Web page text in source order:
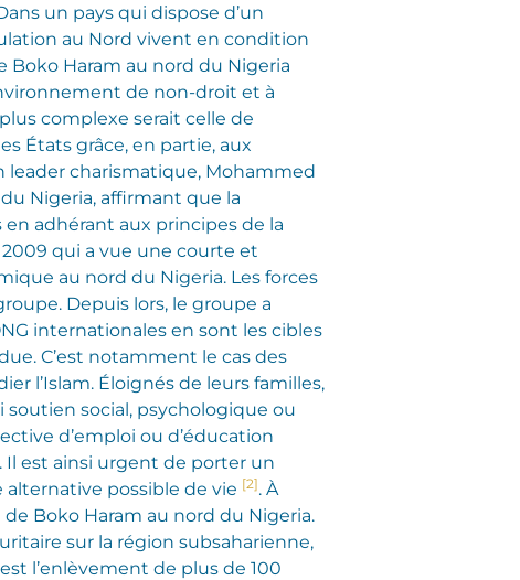
un pays qui dispose d’un
au Nord vivent en condition
Haram au nord du Nigeria
de non-droit et à
complexe serait celle de
États grâce, en partie, aux
leader charismatique, Mohammed
Nigeria, affirmant que la
en adhérant aux principes de la
qui a vue une courte et
au nord du Nigeria. Les forces
Depuis lors, le groupe a
internationales en sont les cibles
C’est notamment le cas des
l’Islam. Éloignés de leurs familles,
social, psychologique ou
d’emploi ou d’éducation
Il est ainsi urgent de porter un
alternative possible de vie [2]. À
Boko Haram au nord du Nigeria.
sur la région subsaharienne,
l’enlèvement de plus de 100